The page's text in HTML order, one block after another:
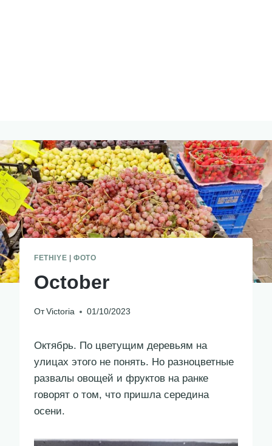
FETHIYE ФОТО
October
От Victoria 01/10/2023
Октябрь. По цветущим деревьям на
улицах этого не понять. Но разноцветные
развалы овощей и фруктов на ранке
говорят о том, что пришла середина
осени.